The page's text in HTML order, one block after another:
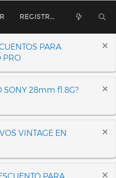
REGISTRARSE
PARA
PRO
SONY 28mm f1.8G?
VINTAGE EN